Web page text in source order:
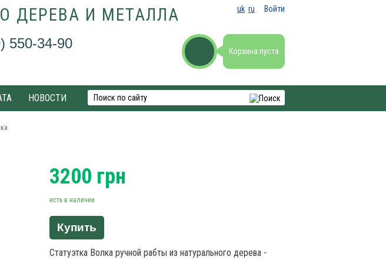
ДЕРЕВА И МЕТАЛЛА Войти
uk ru
550-34-90 Корзина пуста
НОВОСТИ
3200 грн
есть в наличии
Купить
Статуэтка Волка ручной рабты из натурального дерева -